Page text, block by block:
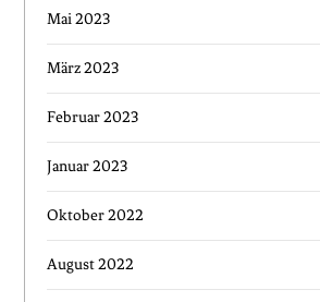
Mai 2023
März 2023
Februar 2023
Januar 2023
Oktober 2022
August 2022